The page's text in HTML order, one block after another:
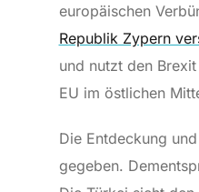
europäischen
Republik Zypern
und nutzt den
EU im östlichen
Die Entdeckung
gegeben.